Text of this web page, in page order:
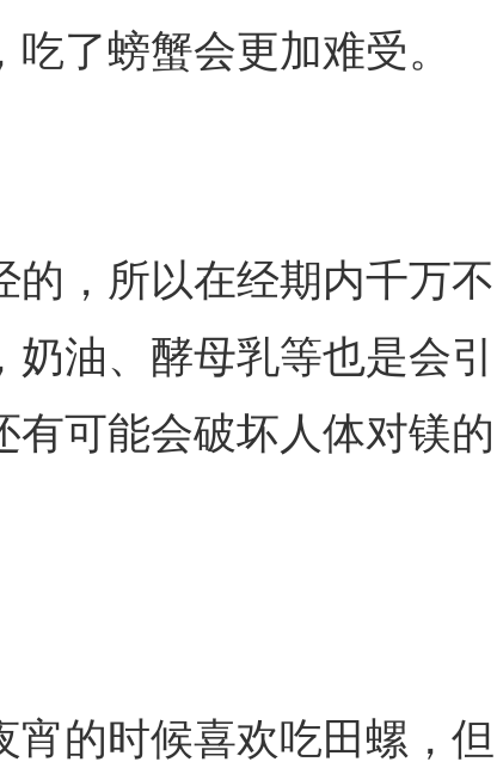
了螃蟹会更加难受。
的，所以在经期内千万不
油、酵母乳等也是会引
有可能会破坏人体对镁的
宵的时候喜欢吃田螺，但